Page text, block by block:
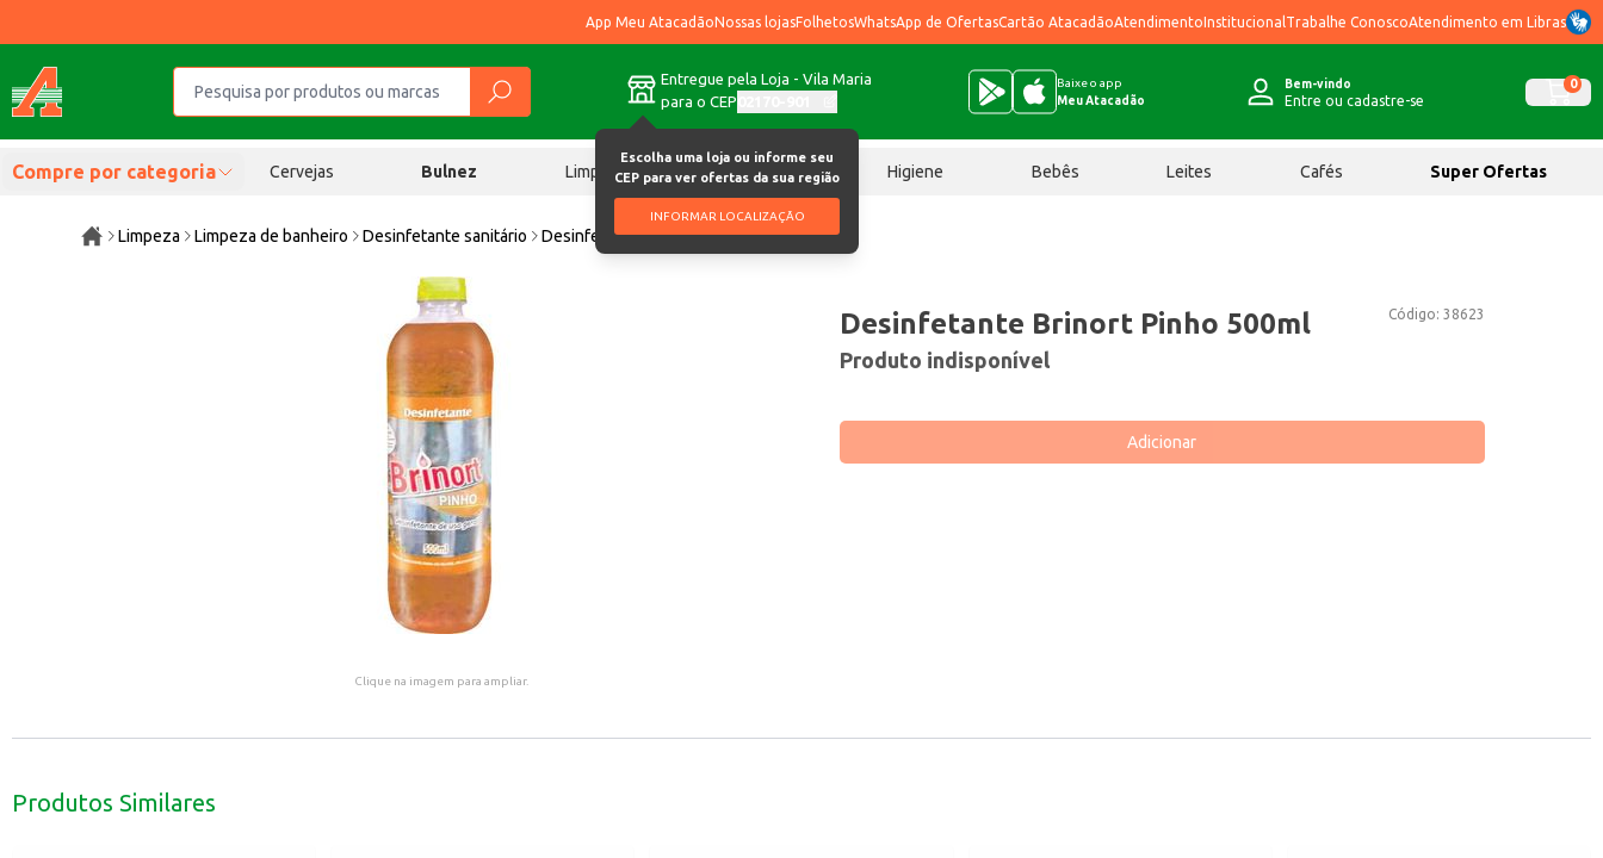
App Meu AtacadãoNossas lojasFolhetosWhatsApp de OfertasCartão AtacadãoAtendimentoInstitucional Trabalhe ConoscoAtendimento em Libras
Entregue pela Loja - Vila Maria
para o CEP
Escolha uma loja ou informe seu
CEP para ver ofertas da sua região
INFORMAR LOCALIZAÇÃO
Baixe o app
Meu Atacadão
Bem-vindo
Entre ou cadastre-se
0
Compre por categoria Cervejas Bulnez Limpeza Chocolates Higiene Bebês Leites Cafés Super Ofertas
Limpeza Limpeza de banheiro Desinfetante sanitário Desinfetante Brinort Pinho 500ml
Clique na imagem para ampliar.
Código: 38623
Desinfetante Brinort Pinho 500ml
Produto indisponível
Adicionar
Produtos Similares